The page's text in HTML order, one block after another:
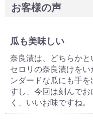
お客様の声
瓜も美味しい
奈良漬は、どちらかと
セロリの奈良漬けを
ンダードな瓜にも手
すし、今回は刻んで
く、いいお味ですね。